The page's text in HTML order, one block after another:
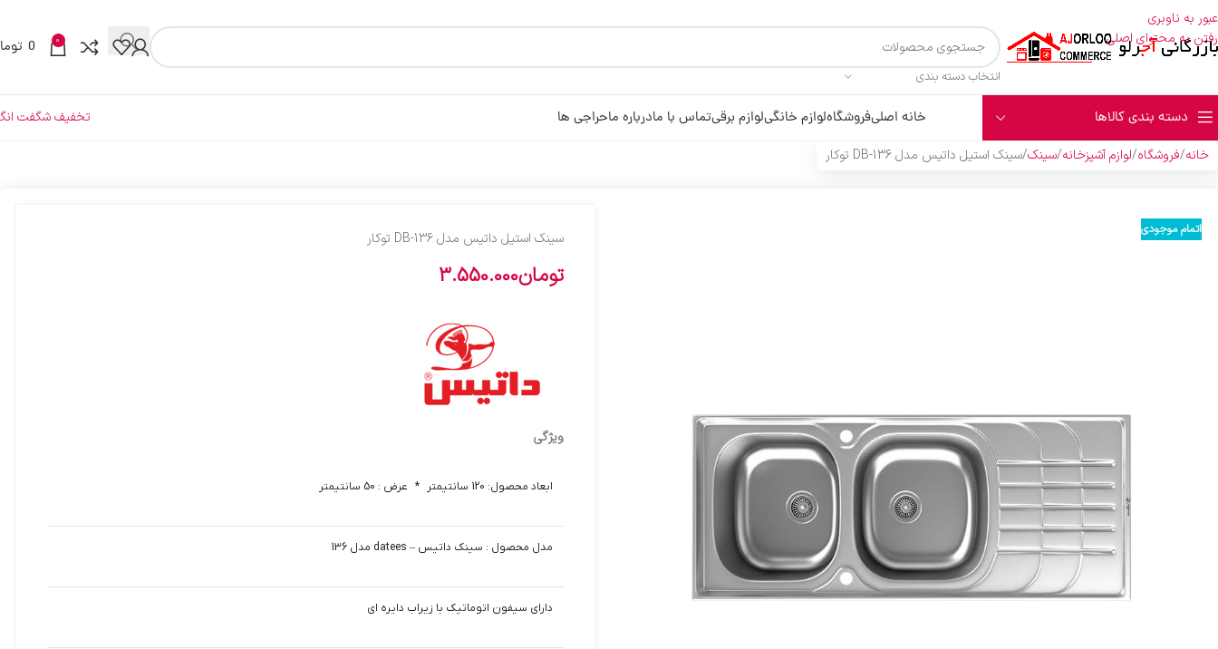
عبور به ناوبری
رفتن به محتوای اصلی
انتخاب دسته بندی
0
0
دسته بندی کالاها خانه اصلیفروشگاهلوازم خانگیلوازم برقیتماس با مادرباره ماحراجی ها
تخفیف شگفت
خانه فروشگاه لوازم آشپزخانه سینک سینک استیل داتیس مدل DB-136 توکار
اتمام موجودی سینک استیل داتیس مدل DB-136 توکار
تومان3.550.000
ویژگی
ابعاد محصول: 120 سانتیمتر * عرض : 50 سانتیمتر
مدل محصول : سینک داتیس – datees مدل 136
دارای سیفون اتوماتیک با زیراب دایره ای